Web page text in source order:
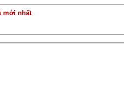
mới nhất